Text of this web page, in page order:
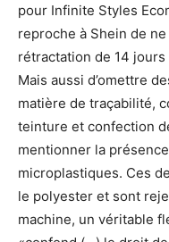
pour Infinite Styles
reproche à Shein de
rétractation de 14
Mais aussi d’omettre
matière de traçabilité,
teinture et confection
mentionner la
microplastiques. Ces
le polyester et sont
machine, un véritable